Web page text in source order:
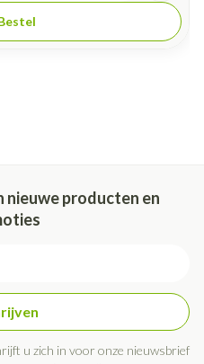
nieuwe producten en
u zich in voor onze nieuwsbrief